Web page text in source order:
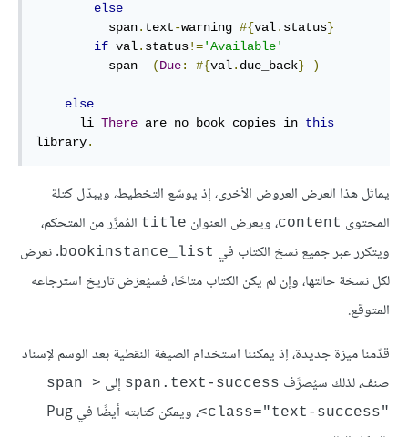
else
          span
. text-warning #{val. status}
if val. status!='Available'
          span
(Due: #{val. due_back} )
else
      li
There are no book copies in this
library.
يماثل هذا العرض العروض الأخرى، إذ يوسّع التخطيط، ويبدّل كتلة
المحتوى content، ويعرض العنوان title المُمرَّر من المتحكم،
ويتكرر عبر جميع نسخ الكتاب في bookinstance_list. نعرض
لكل نسخة حالتها، وإن لم يكن الكتاب متاحًا، فسيُعرَض تاريخ استرجاعه
المتوقع.
قدّمنا ميزة جديدة، إذ يمكننا استخدام الصيغة النقطية بعد الوسم لإسناد
صنف، لذلك سيُصرَّف span.text-success إلى
<span
class="text-success"‎>
، ويمكن كتابته أيضًا في Pug